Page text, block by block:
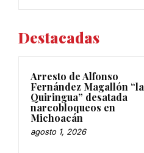
Destacadas
Arresto de Alfonso
Fernández Magallón “la
Quiringua” desatada
narcobloqueos en
Michoacán
agosto 1, 2026